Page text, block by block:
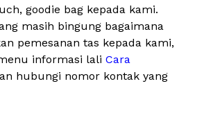
goodie bag kepada kami.
masih bingung bagaimana
pemesanan tas kepada kami,
informasi lali Cara
hubungi nomor kontak yang